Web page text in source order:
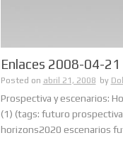
Enlaces 2008-04-21
Posted on abril 21, 2008 by
Prospectiva y escenarios:
(1) (tags: futuro
horizons2020 escenarios